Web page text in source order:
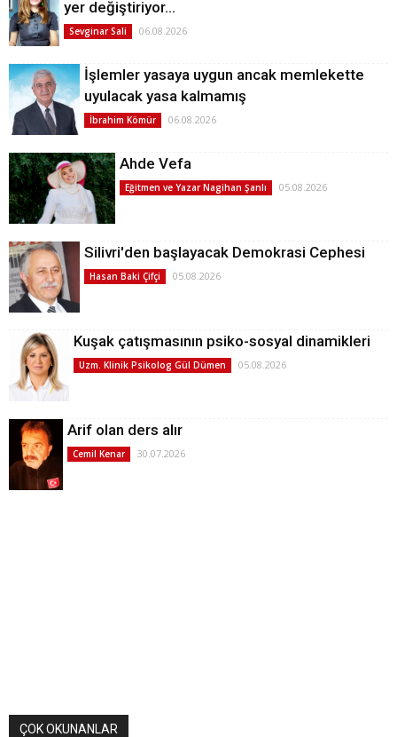
yer değiştiriyor…
Sevginar Sali 06.08.2026
İşlemler yasaya uygun ancak memlekette
uyulacak yasa kalmamış
İbrahim Kömür 06.08.2026
Ahde Vefa
Eğitmen ve Yazar Nagihan Şanlı 05.08.2026
Silivri'den başlayacak Demokrasi Cephesi
Hasan Baki Çifçi 05.08.2026
Kuşak çatışmasının psiko-sosyal dinamikleri
Uzm. Klinik Psikolog Gül Dümen 05.08.2026
Arif olan ders alır
Cemil Kenar 30.07.2026
ÇOK OKUNANLAR